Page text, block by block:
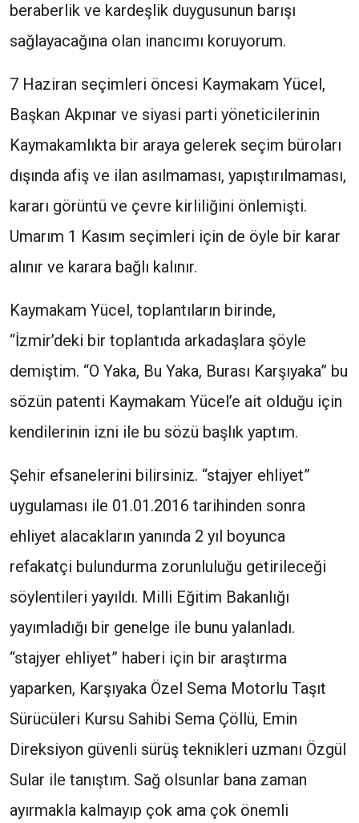
beraberlik ve kardeşlik duygusunun barışı
sağlayacağına olan inancımı koruyorum.
7 Haziran seçimleri öncesi Kaymakam Yücel,
Başkan Akpınar ve siyasi parti yöneticilerinin
Kaymakamlıkta bir araya gelerek seçim büroları
dışında afiş ve ilan asılmaması, yapıştırılmaması,
kararı görüntü ve çevre kirliliğini önlemişti.
Umarım 1 Kasım seçimleri için de öyle bir karar
alınır ve karara bağlı kalınır.
Kaymakam Yücel, toplantıların birinde,
“İzmir’deki bir toplantıda arkadaşlara şöyle
demiştim. “O Yaka, Bu Yaka, Burası Karşıyaka” bu
sözün patenti Kaymakam Yücel’e ait olduğu için
kendilerinin izni ile bu sözü başlık yaptım.
Şehir efsanelerini bilirsiniz. “stajyer ehliyet”
uygulaması ile 01.01.2016 tarihinden sonra
ehliyet alacakların yanında 2 yıl boyunca
refakatçi bulundurma zorunluluğu getirileceği
söylentileri yayıldı. Milli Eğitim Bakanlığı
yayımladığı bir genelge ile bunu yalanladı.
“stajyer ehliyet” haberi için bir araştırma
yaparken, Karşıyaka Özel Sema Motorlu Taşıt
Sürücüleri Kursu Sahibi Sema Çöllü, Emin
Direksiyon güvenli sürüş teknikleri uzmanı Özgül
Sular ile tanıştım. Sağ olsunlar bana zaman
ayırmakla kalmayıp çok ama çok önemli